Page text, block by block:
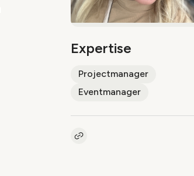
Expertise
Projectmanager
Eventmanager
Kopieer link naar pagina